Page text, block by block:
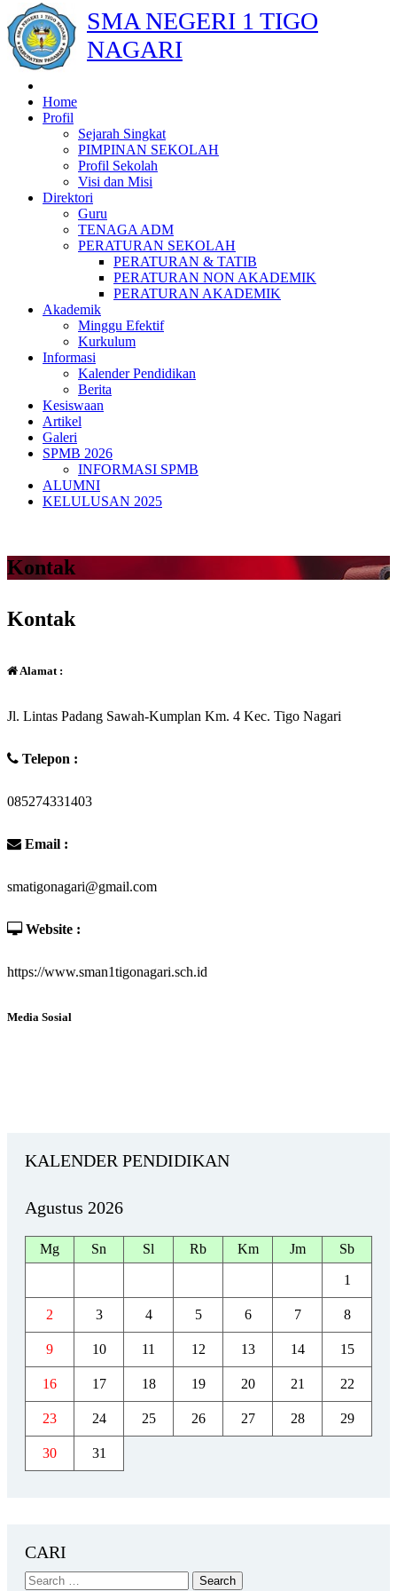
SMA NEGERI 1 TIGO
NAGARI
Home
Profil
Sejarah Singkat
PIMPINAN SEKOLAH
Profil Sekolah
Visi dan Misi
Direktori
Guru
TENAGA ADM
PERATURAN SEKOLAH
PERATURAN & TATIB
PERATURAN NON AKADEMIK
PERATURAN AKADEMIK
Akademik
Minggu Efektif
Kurkulum
Informasi
Kalender Pendidikan
Berita
Kesiswaan
Artikel
Galeri
SPMB 2026
INFORMASI SPMB
ALUMNI
KELULUSAN 2025
Kontak
Kontak
Alamat :
Jl. Lintas Padang Sawah-Kumplan Km. 4 Kec. Tigo Nagari
Telepon :
085274331403
Email :
smatigonagari@gmail.com
Website :
https://www.sman1tigonagari.sch.id
Media Sosial
KALENDER PENDIDIKAN
Agustus 2026
Mg Sn Sl Rb Km Jm Sb
1
2 3 4 5 6 7 8
9 10 11 12 13 14 15
16 17 18 19 20 21 22
23 24 25 26 27 28 29
30 31
CARI